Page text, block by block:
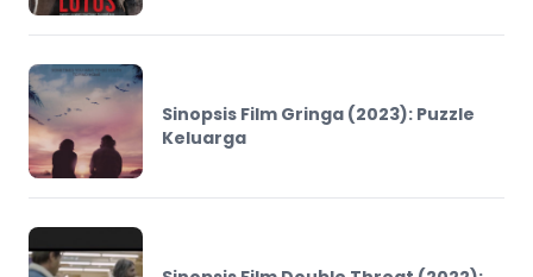
Sinopsis Film Gringa (2023): Puzzle
Keluarga